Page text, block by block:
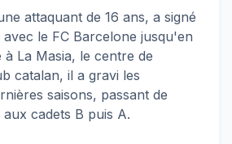
attaquant de 16 ans, a signé
le FC Barcelone jusqu'en
à La Masia, le centre de
catalan, il a gravi les
saisons, passant de
cadets B puis A.